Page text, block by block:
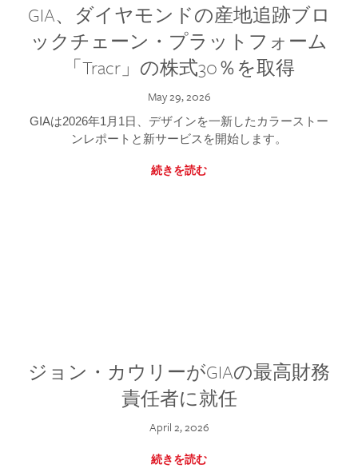
GIA、ダイヤモンドの産地追跡ブロ
ックチェーン・プラットフォーム
「Tracr」の株式30％を取得
May 29, 2026
GIAは2026年1月1日、デザインを一新したカラーストー
ンレポートと新サービスを開始します。
続きを読む
ジョン・カウリーがGIAの最高財務
責任者に就任
April 2, 2026
続きを読む